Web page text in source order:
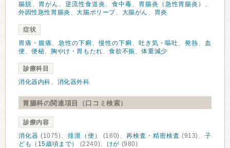
腸脱、 胃がん 、 逆流性食道炎 、 食中毒、 胃腸炎（急性胃腸炎） 、
外因性急性胃腸炎 、大腸ポリープ、 大腸がん 、 胃炎
症状
胃痛・腹痛 、 急性の下痢 、慢性の下痢 、 吐き気・嘔吐、発熱、 血
便、便秘、 胸やけ・胃もたれ、食欲不振 、体重減少
診療科目
消化器内科、 消化器外科
胃腸科の関連項目（口コミ検索）
診療内容
消化器 (1075)、 排泄（便） (160)、再検査・精密検査 (913)、子
ども（15歳頃まで）
(2240)、 けが (980)